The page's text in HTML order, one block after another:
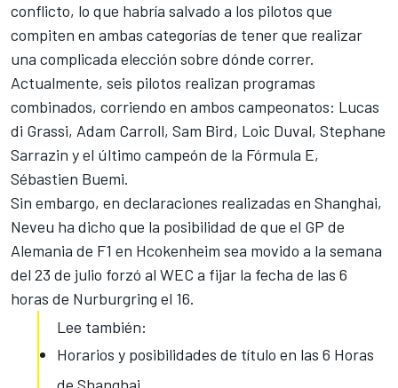
conflicto, lo que habría salvado a los pilotos que
compiten en ambas categorías de tener que realizar
una complicada elección sobre dónde correr.
Actualmente, seis pilotos realizan programas
combinados, corriendo en ambos campeonatos: Lucas
di Grassi, Adam Carroll, Sam Bird, Loic Duval, Stephane
Sarrazin y el último campeón de la Fórmula E,
Sébastien Buemi.
Sin embargo, en declaraciones realizadas en Shanghai,
Neveu ha dicho que la posibilidad de que el GP de
Alemania de F1 en Hcokenheim sea movido a la semana
del 23 de julio forzó al WEC a fijar la fecha de las 6
horas de Nurburgring el 16.
Lee también:
Horarios y posibilidades de título en las 6 Horas